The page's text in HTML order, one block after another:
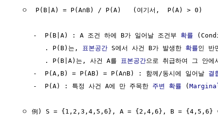
  ㅇ  P(B|A) = P(A∩B) / P(A)   (여기서,  P(A) > 0)
     -  P(B|A) : A 조건 하에 B가 일어날 조건부
확률
        . P(B)는,
표본공간 S에서 사건 B가 발생한 확률인 반
        . P(B|A)는, 사건 A를
표본공간으로 취급하여 그 안
     -  P(A,B) = P(AB) = P(A∩B) : 함께/동시에 일어날
결
     -  P(A) : 특정 사건 A에 만 주목한
주변 확률 (
ㅇ 例) S = {1,2,3,4,5,6}, A = {2,4,6}, B = {4,5,6}